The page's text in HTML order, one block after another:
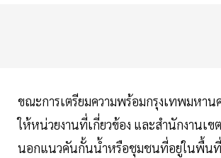
ขณะการเตรียมความพร้อมกรุงเทพมหาน
ให้หน่วยงานที่เกี่ยวข้อง และสำนักงานเ
นอกแนวคันกั้นน้ำหรือชุมชนที่อยู่ในพื้นที่